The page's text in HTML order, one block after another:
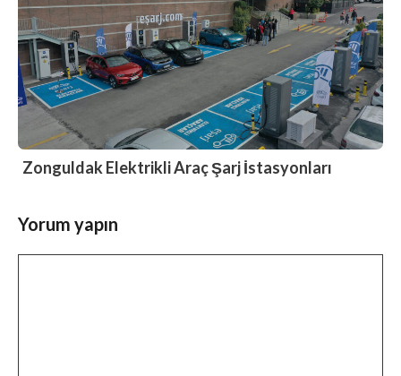
Zonguldak Elektrikli Araç Şarj İstasyonları
Yorum yapın